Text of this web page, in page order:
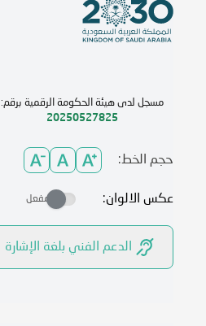
مسجل لدى هيئة الحكومة الرقمية برقم:
20250527825
حجم الخط:
عكس الالوان: مفعل
الدعم الفني بلغة الإشارة